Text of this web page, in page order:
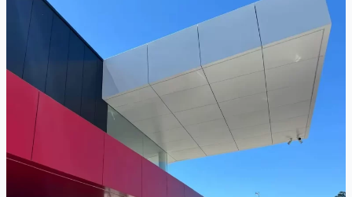
fachadas
revestimientos